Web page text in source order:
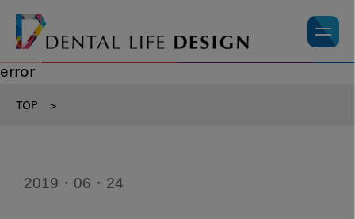
error
TOP >
2019・06・24